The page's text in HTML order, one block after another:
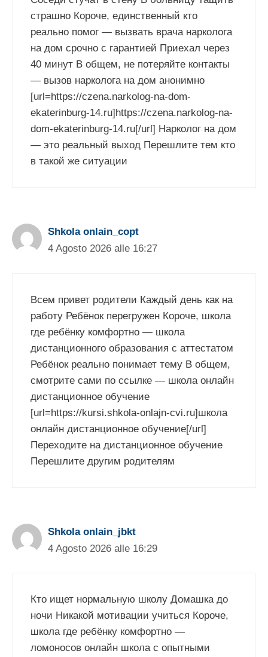
страшно Короче, единственный кто
реально помог — вызвать врача нарколога
на дом срочно с гарантией Приехал через
40 минут В общем, не потеряйте контакты
— вызов нарколога на дом анонимно
[url=https://czena.narkolog-na-dom-
ekaterinburg-14.ru]https://czena.narkolog-na-
dom-ekaterinburg-14.ru[/url] Нарколог на дом
— это реальный выход Перешлите тем кто
в такой же ситуации
Shkola onlain_copt
4 Agosto 2026 alle 16:27
Всем привет родители Каждый день как на
работу Ребёнок перегружен Короче, школа
где ребёнку комфортно — школа
дистанционного образования с аттестатом
Ребёнок реально понимает тему В общем,
смотрите сами по ссылке — школа онлайн
дистанционное обучение
[url=https://kursi.shkola-onlajn-cvi.ru]школа
онлайн дистанционное обучение[/url]
Переходите на дистанционное обучение
Перешлите другим родителям
Shkola onlain_jbkt
4 Agosto 2026 alle 16:29
Кто ищет нормальную школу Домашка до
ночи Никакой мотивации учиться Короче,
школа где ребёнку комфортно —
ломоносов онлайн школа с опытными